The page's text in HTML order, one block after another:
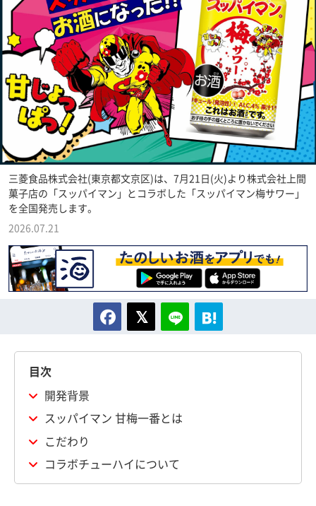
三菱食品株式会社(東京都文京区)は、7月21日(火)より株式会社上間
菓子店の「スッパイマン」とコラボした「スッパイマン梅サワー」
を全国発売します。
2026.07.21
目次
開発背景
スッパイマン 甘梅一番とは
こだわり
コラボチューハイについて